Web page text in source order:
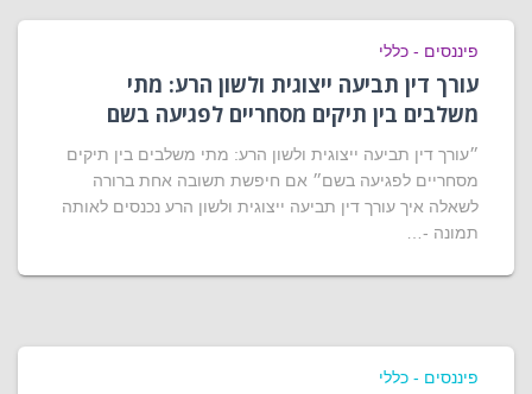
פיננסים - כללי
עורך דין תביעה ייצוגית ולשון הרע: מתי
משלבים בין תיקים מסחריים לפגיעה בשם
״עורך דין תביעה ייצוגית ולשון הרע: מתי משלבים בין תיקים
מסחריים לפגיעה בשם״ אם חיפשת תשובה אחת ברורה
לשאלה איך עורך דין תביעה ייצוגית ולשון הרע נכנסים לאותה
תמונה -…
פיננסים - כללי